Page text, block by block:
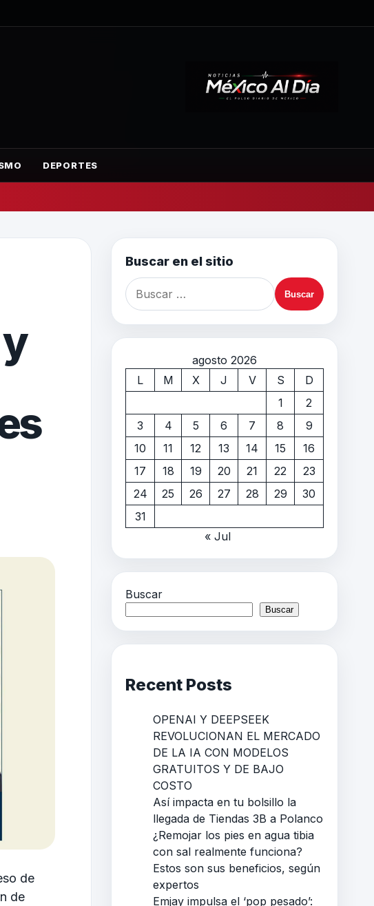
DEPORTES
de
de
Buscar en el sitio
agosto 2026
L
M X J V S
D
1
2
3
4 5 6 7 8
9
10
11 12 13 14 15
16
17
18 19 20 21 22
23
24
25 26 27 28 29
30
31
« Jul
Buscar
Buscar
Recent Posts
OPENAI Y DEEPSEEK
REVOLUCIONAN EL MERCADO
DE LA IA CON MODELOS
GRATUITOS Y DE BAJO
COSTO
Así impacta en tu bolsillo la
llegada de Tiendas 3B a Polanco
¿Remojar los pies en agua tibia
con sal realmente funciona?
Estos son sus beneficios, según
expertos
Emjay impulsa el ‘pop pesado’: